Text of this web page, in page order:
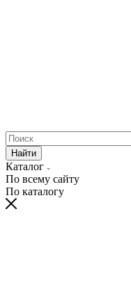
Найти
Каталог
По всему сайту
По каталогу